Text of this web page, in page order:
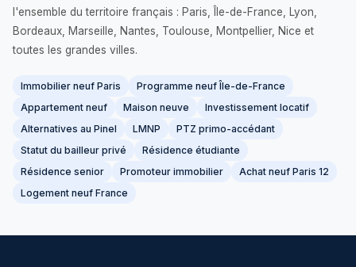
l'ensemble du territoire français : Paris, Île-de-France, Lyon,
Bordeaux, Marseille, Nantes, Toulouse, Montpellier, Nice et
toutes les grandes villes.
Immobilier neuf Paris
Programme neuf Île-de-France
Appartement neuf
Maison neuve
Investissement locatif
Alternatives au Pinel
LMNP
PTZ primo-accédant
Statut du bailleur privé
Résidence étudiante
Résidence senior
Promoteur immobilier
Achat neuf Paris 12
Logement neuf France